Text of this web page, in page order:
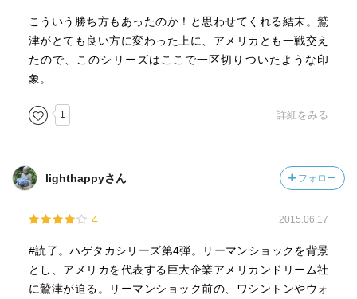
こういう勝ち方もあったのか！と思わせてくれる結末。鷲
津がとても良い方に変わった上に、アメリカとも一戦交え
たので、このシリーズはここで一区切りついたような印
象。
1 詳細をみる
lighthappyさん フォロー
4 2015.06.17
#読了。ハゲタカシリーズ第4弾。リーマンショックを背景
とし、アメリカを代表する巨大企業アメリカンドリーム社
に鷲津が迫る。リーマンショック前の、ワシントンやウォ